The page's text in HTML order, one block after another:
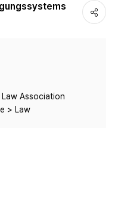
Law Association
> Law